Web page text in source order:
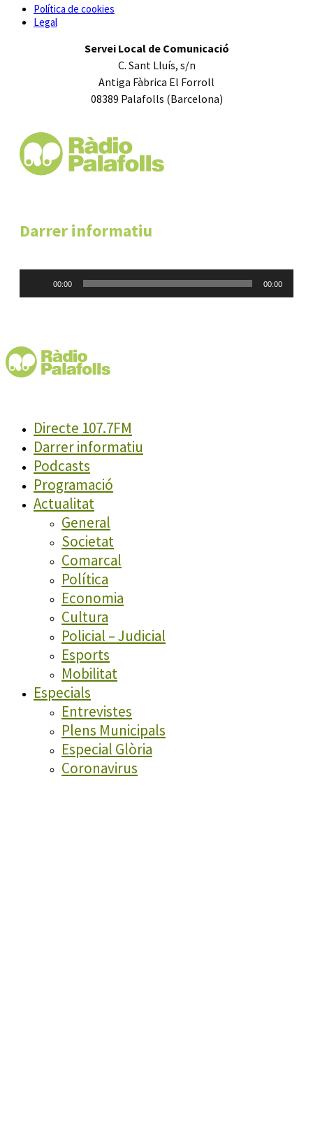
Política de cookies
Legal
Servei Local de Comunicació
C. Sant Lluís, s/n
Antiga Fàbrica El Forroll
08389 Palafolls (Barcelona)
Darrer informatiu
00:00 00:00
Directe 107.7FM
Darrer informatiu
Podcasts
Programació
Actualitat
General
Societat
Comarcal
Política
Economia
Cultura
Policial – Judicial
Esports
Mobilitat
Especials
Entrevistes
Plens Municipals
Especial Glòria
Coronavirus